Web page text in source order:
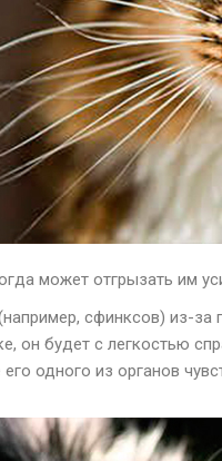
может отгрызать им
сфинксов) из-
он будет с легкостью
одного из органов